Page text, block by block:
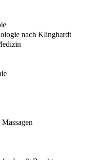
nach Klinghardt